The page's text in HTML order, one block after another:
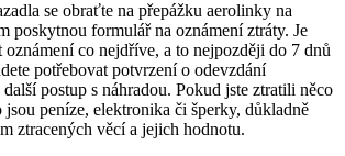
se obraťte na přepážku aerolinky na
poskytnou formulář na oznámení ztráty. Je
oznámení co nejdříve, a to nejpozději do 7 dnů
potřebovat potvrzení o odevzdání
postup s náhradou. Pokud jste ztratili něco
jsou peníze, elektronika či šperky, důkladně
ztracených věcí a jejich hodnotu.